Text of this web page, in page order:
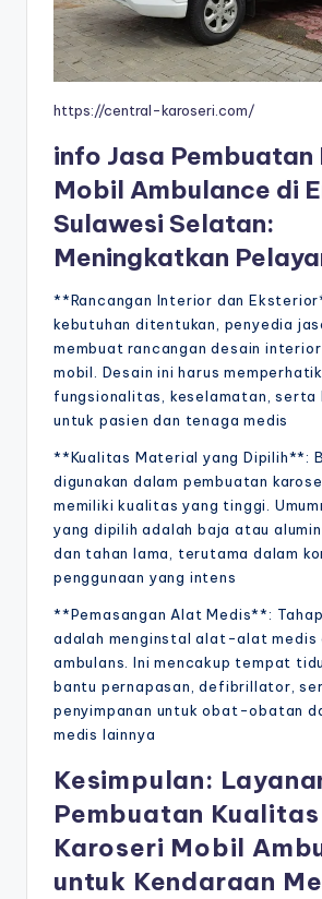
https://central-karoseri.com/
info Jasa Pembuatan
Mobil Ambulance di
Sulawesi Selatan:
Meningkatkan
**Rancangan Interior dan
kebutuhan ditentukan, penyedia
membuat rancangan desain
mobil. Desain ini harus
fungsionalitas, keselamatan, serta
untuk pasien dan tenaga medis
**Kualitas Material yang Dipilih**:
digunakan dalam pembuatan
memiliki kualitas yang tinggi.
yang dipilih adalah baja atau
dan tahan lama, terutama dalam
penggunaan yang intens
**Pemasangan Alat Medis**:
adalah menginstal alat-alat medis
ambulans. Ini mencakup tempat
bantu pernapasan, defibrillator,
penyimpanan untuk obat-obatan
medis lainnya
Kesimpulan:
Pembuatan Kualitas
Karoseri Mobil
untuk Kendaraan